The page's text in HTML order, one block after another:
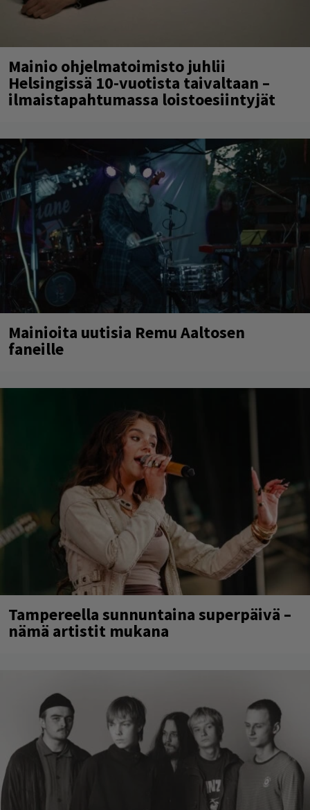
Mainio ohjelmatoimisto juhlii
Helsingissä 10-vuotista taivaltaan –
ilmaistapahtumassa loistoesiintyjät
Mainioita uutisia Remu Aaltosen
faneille
Tampereella sunnuntaina superpäivä –
nämä artistit mukana